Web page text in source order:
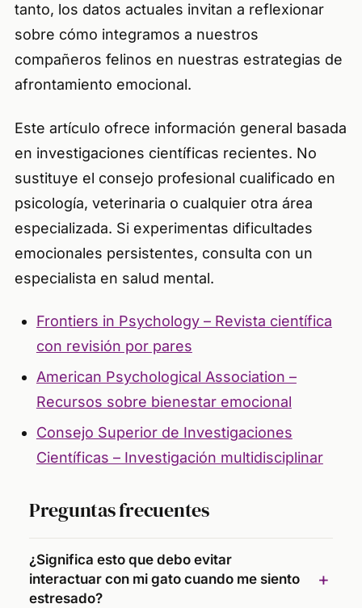
tanto, los datos actuales invitan a reflexionar
sobre cómo integramos a nuestros
compañeros felinos en nuestras estrategias de
afrontamiento emocional.
Este artículo ofrece información general basada
en investigaciones científicas recientes. No
sustituye el consejo profesional cualificado en
psicología, veterinaria o cualquier otra área
especializada. Si experimentas dificultades
emocionales persistentes, consulta con un
especialista en salud mental.
Frontiers in Psychology – Revista científica
con revisión por pares
American Psychological Association –
Recursos sobre bienestar emocional
Consejo Superior de Investigaciones
Científicas – Investigación multidisciplinar
Preguntas frecuentes
¿Significa esto que debo evitar
interactuar con mi gato cuando me siento
estresado?